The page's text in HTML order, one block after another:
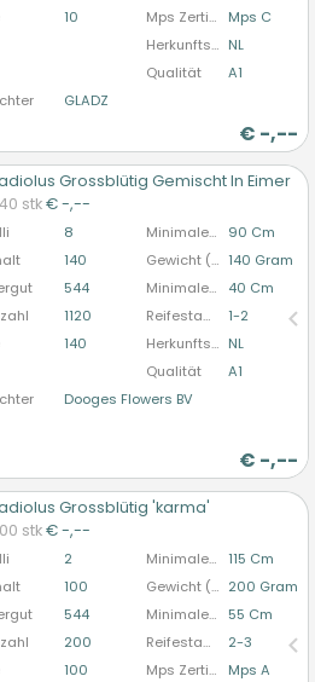
10 Mps Zertifizierung
Mps C
Herkunftsland NL
Qualität
A1
GLADZ
€ -,--
Grossblütig Gemischt In Eimer
stk€ -,--
8 Minimale Stiellänge
90 Cm
140 Gewicht (durchschn.) 140 Gram
544 Minimale Blütenstandlänge
40 Cm
1120 Reifestadium
1-2
140 Herkunftsland NL
Qualität
A1
Dooges Flowers BV
€ -,--
Gemischt In Eimer
om te kunnen kopen.
Hier
Grossblütig 'karma'
stk€ -,--
2 Minimale Stiellänge
115 Cm
100 Gewicht (durchschn.) 200 Gram
544 Minimale Blütenstandlänge
55 Cm
200 Reifestadium
2-3
100 Mps Zertifizierung
Mps A
'karma'
om te kunnen kopen.
Hier